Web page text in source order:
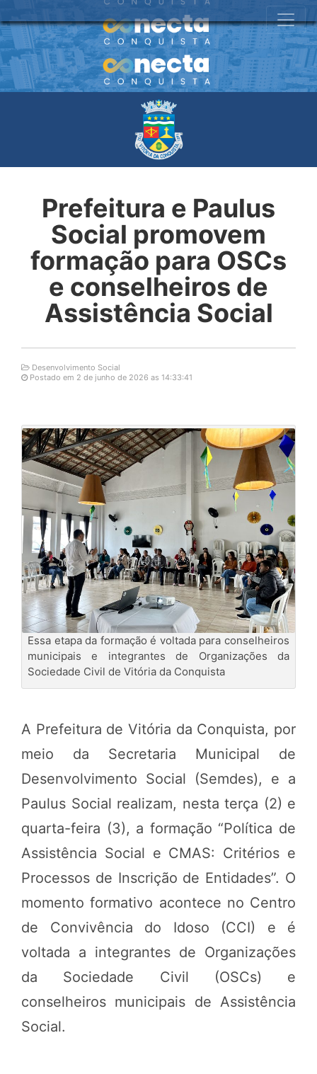
Prefeitura e Paulus
Social promovem
formação para OSCs
e conselheiros de
Assistência Social
Desenvolvimento Social
Postado em 2 de junho de 2026 as 14:33:41
Essa etapa da formação é voltada para conselheiros
municipais e integrantes de Organizações da
Sociedade Civil de Vitória da Conquista
A Prefeitura de Vitória da Conquista, por
meio da Secretaria Municipal de
Desenvolvimento Social (Semdes), e a
Paulus Social realizam, nesta terça (2) e
quarta-feira (3), a formação “Política de
Assistência Social e CMAS: Critérios e
Processos de Inscrição de Entidades”. O
momento formativo acontece no Centro
de Convivência do Idoso (CCI) e é
voltada a integrantes de Organizações
da Sociedade Civil (OSCs) e
conselheiros municipais de Assistência
Social.